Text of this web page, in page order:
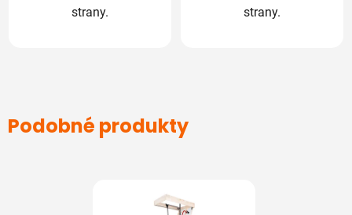
strany.
strany.
Podobné produkty